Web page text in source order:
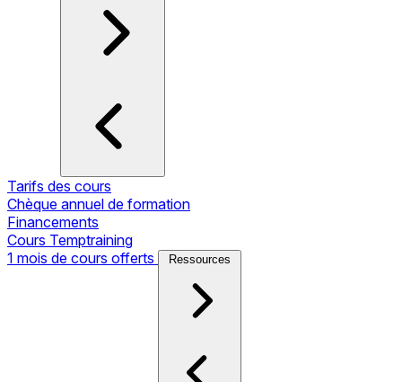
Tarifs des cours
Chèque annuel de formation
Financements
Cours Temptraining
1 mois de cours offerts
Ressources